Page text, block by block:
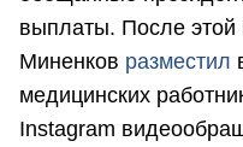
выплаты. После этой
Миненков разместил
медицинских
Instagram